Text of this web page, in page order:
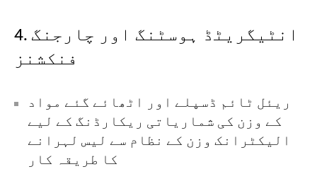
4. انٹیگریٹڈ ہوسٹنگ اور چارجنگ
فنکشنز
ریئل ٹائم ڈسپلے اور اٹھائے گئے مواد
کے وزن کی شماریاتی ریکارڈنگ کے لیے
الیکٹرانک وزن کے نظام سے لیس لہرانے
کا طریقہ کار